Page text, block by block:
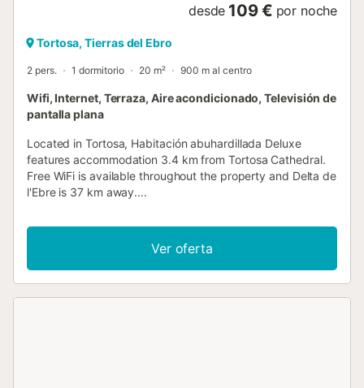
desde 109 € por noche
Tortosa, Tierras del Ebro
2 pers. 1 dormitorio 20 m² 900 m al centro
Wifi, Internet, Terraza, Aire acondicionado, Televisión de
pantalla plana
Located in Tortosa, Habitación abuhardillada Deluxe
features accommodation 3.4 km from Tortosa Cathedral.
Free WiFi is available throughout the property and Delta de
l'Ebre is 37 km away....
Ver oferta